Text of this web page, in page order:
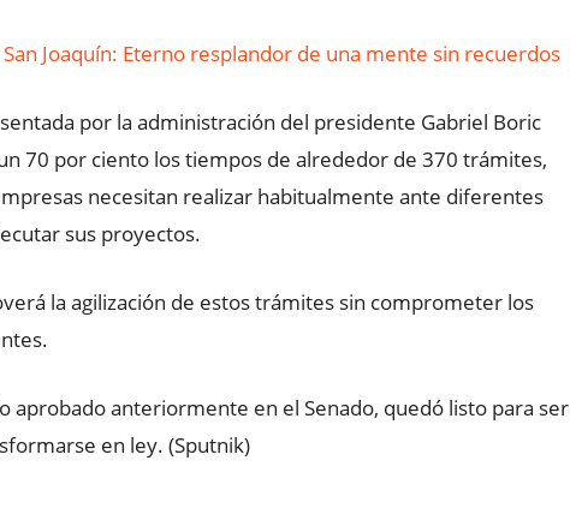
San Joaquín: Eterno resplandor de una mente sin recuerdos
por la administración del presidente Gabriel Boric
70 por ciento los tiempos de alrededor de 370 trámites,
necesitan realizar habitualmente ante diferentes
sus proyectos.
la agilización de estos trámites sin comprometer los
aprobado anteriormente en el Senado, quedó listo para ser
en ley. (Sputnik)